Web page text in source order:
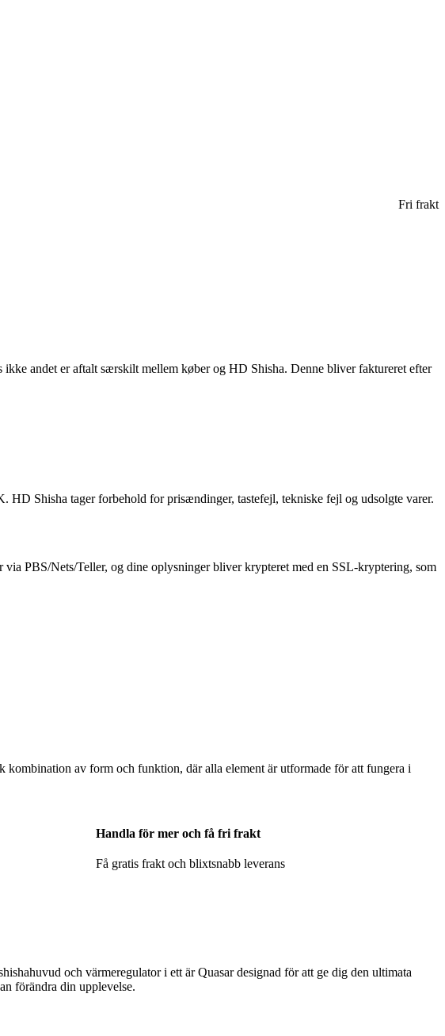
Fri frakt
andet er aftalt særskilt mellem køber og HD Shisha. Denne bliver faktureret efter
Shisha tager forbehold for prisændinger, tastefejl, tekniske fejl og udsolgte varer.
PBS/Nets/Teller, og dine oplysninger bliver krypteret med en SSL-kryptering, som
kombination av form och funktion, där alla element är utformade för att fungera i
Handla för mer och få fri frakt
Få gratis frakt och blixtsnabb leverans
och värmeregulator i ett är Quasar designad för att ge dig den ultimata
förändra din upplevelse.